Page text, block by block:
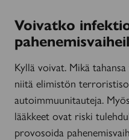
Voivatko
Kyllä voivat. Mikä
niitä elimistön
autoimmuunitauteja.
lääkkeet ovat riski
provosoida